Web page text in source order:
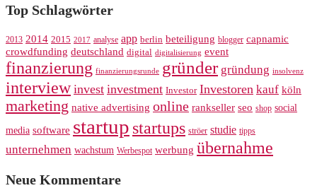
Top Schlagwörter
2013 2014 2015 2017 analyse app berlin beteiligung blogger capnamic
crowdfunding deutschland digital digitalisierung event
finanzierung finanzierungsrunde gründer gründung insolvenz
interview invest investment Investor Investoren kauf köln
marketing native advertising online rankseller seo shop social
media software startup startups ströer studie tipps
unternehmen wachstum Werbespot werbung übernahme
Neue Kommentare